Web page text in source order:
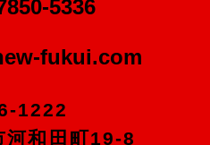
5336
fukui.com
1222
河和田町19-8